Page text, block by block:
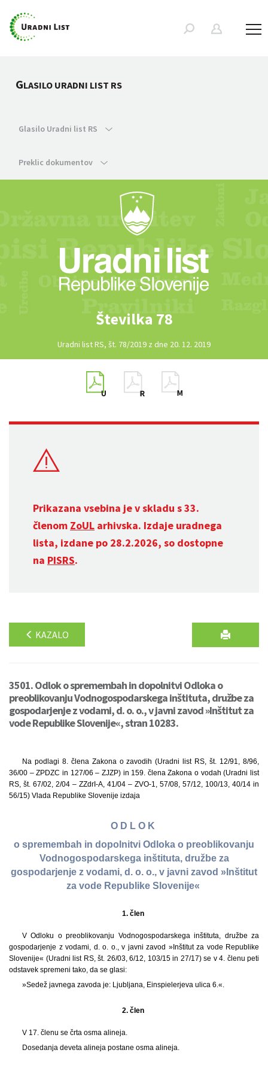
GLASILO URADNI LIST RS
Glasilo Uradni list RS
Preklic dokumentov
Številka 78
Uradni list RS, št. 78/2019 z dne 20. 12. 2019
Prikazana vsebina je v skladu s 33.
členom ZoUL arhivska. Izdaje uradnega
lista, izdane po 28.2.2026, so dostopne
na PISRS.
KAZALO
3501. Odlok o spremembah in dopolnitvi Odloka o
preoblikovanju Vodnogospodarskega inštituta, družbe za
gospodarjenje z vodami, d. o. o., v javni zavod »Inštitut za
vode Republike Slovenije«, stran 10283.
Na podlagi 8. člena Zakona o zavodih (Uradni list RS, št. 12/91, 8/96,
36/00 – ZPDZC in 127/06 – ZJZP) in 159. člena Zakona o vodah (Uradni list
RS, št. 67/02, 2/04 – ZZdrI-A, 41/04 – ZVO-1, 57/08, 57/12, 100/13, 40/14 in
56/15) Vlada Republike Slovenije izdaja
O D L O K
o spremembah in dopolnitvi Odloka o preoblikovanju
Vodnogospodarskega inštituta, družbe za
gospodarjenje z vodami, d. o. o., v javni zavod »Inštitut
za vode Republike Slovenije«
1. člen
V Odloku o preoblikovanju Vodnogospodarskega inštituta, družbe za
gospodarjenje z vodami, d. o. o., v javni zavod »Inštitut za vode Republike
Slovenije« (Uradni list RS, št. 26/03, 6/12, 103/15 in 27/17) se v 4. členu peti
odstavek spremeni tako, da se glasi:
»Sedež javnega zavoda je: Ljubljana, Einspielerjeva ulica 6.«.
2. člen
V 17. členu se črta osma alineja.
Dosedanja deveta alineja postane osma alineja.